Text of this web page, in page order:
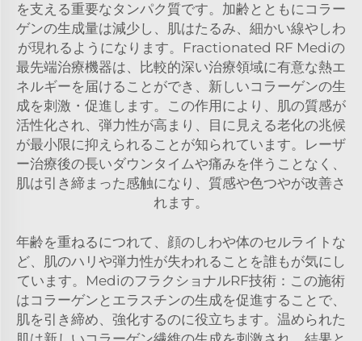
を支える重要なタンパク質です。加齢とともにコラー
ゲンの生成量は減少し、肌はたるみ、細かい線やしわ
が現れるようになります。Fractionated RF Mediの
最先端治療機器は、比較的深い治療領域に有意な熱エ
ネルギーを届けることができ、新しいコラーゲンの生
成を刺激・促進します。この作用により、肌の質感が
活性化され、弾力性が高まり、目に見える老化の兆候
が最小限に抑えられることが知られています。レーザ
ー治療後の長いダウンタイムや痛みを伴うことなく、
肌は引き締まった感触になり、質感や色つやが改善さ
れます。
年齢を重ねるにつれて、顔のしわや体のセルライトな
ど、肌のハリや弾力性が失われることを誰もが気にし
ています。MediのフラクショナルRF技術：この施術
はコラーゲンとエラスチンの生成を促進することで、
肌を引き締め、強化するのに役立ちます。温められた